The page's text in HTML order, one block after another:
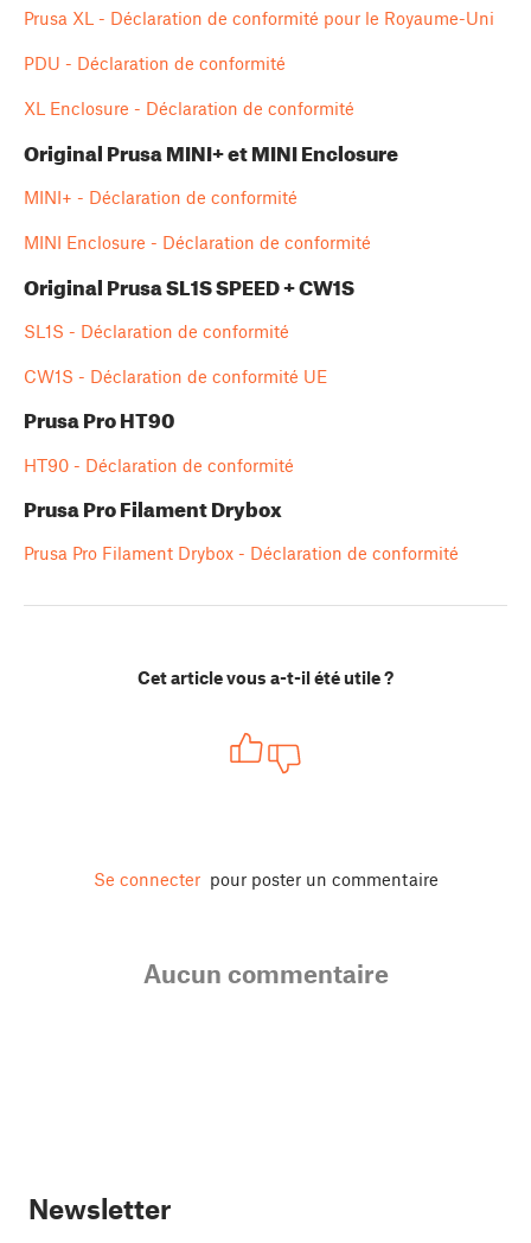
Prusa XL - Déclaration de conformité pour le Royaume-Uni
PDU - Déclaration de conformité
XL Enclosure - Déclaration de conformité
Original Prusa MINI+ et MINI Enclosure
MINI+ - Déclaration de conformité
MINI Enclosure - Déclaration de conformité
Original Prusa SL1S SPEED + CW1S
SL1S - Déclaration de conformité
CW1S - Déclaration de conformité UE
Prusa Pro HT90
HT90 - Déclaration de conformité
Prusa Pro Filament Drybox
Prusa Pro Filament Drybox - Déclaration de conformité
Cet article vous a-t-il été utile ?
Se connecter pour poster un commentaire
Aucun commentaire
Newsletter